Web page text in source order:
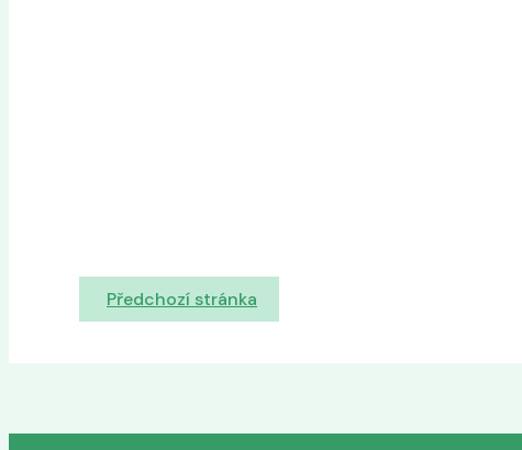
Předchozí stránka